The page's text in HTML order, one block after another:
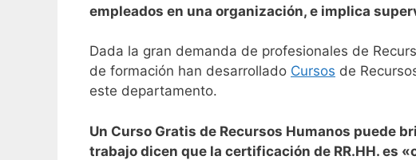
empleados en una organización, e implica
Dada la gran demanda de profesionales de
de formación han desarrollado Cursos de
este departamento.
Un Curso Gratis de Recursos Humanos puede
trabajo dicen que la certificación de RR.HH. es